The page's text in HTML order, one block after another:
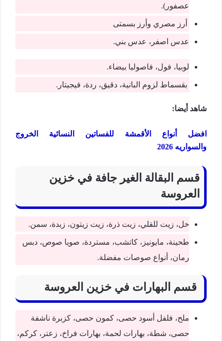
عصفور).
أرز مصري وأرز بسمتى
عدس اصفر، عدس بني.
لوبيا، فول، فاصوليا بيضاء.
بقسماط لزوم البانية، دقيق، ردة، فيجيتار.
شاهد أيضا:
افضل أنواع الأقمشة للفساتين النسائية الخروج
والسواريه 2026
قسم البقالة الغير جافة في خزين
العروسة
خل، زيت للقلي، زيت ذرة، زيت زيتون، زبدة، سمن.
طحينة، مايونيز، كاتشب، مستردة، صويا صوص، دبس
رمان، أنواع صوصات مفضلة.
قسم البهارات في خزين العروسة
ملح، فلفل أسود حصى، كمون حصى، كزبرة ناشفة
حصى، شطة، بهارات لحمة، بهارات فراخ، زعتر، كركم،